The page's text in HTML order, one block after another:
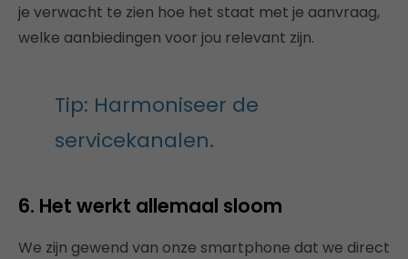
je verwacht te zien hoe het staat met je aanvraag,
welke aanbiedingen voor jou relevant zijn.
Tip: Harmoniseer de
servicekanalen.
6. Het werkt allemaal sloom
We zijn gewend van onze smartphone dat we direct